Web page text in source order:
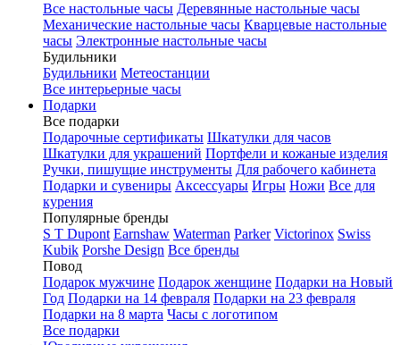
Все настольные часы Деревянные настольные часы
Механические настольные часы Кварцевые настольные
часы Электронные настольные часы
Будильники
Будильники Метеостанции
Все интерьерные часы
Подарки
Все подарки
Подарочные сертификаты Шкатулки для часов
Шкатулки для украшений Портфели и кожаные изделия
Ручки, пишущие инструменты Для рабочего кабинета
Подарки и сувениры Аксессуары Игры Ножи Все для
курения
Популярные бренды
S T Dupont Earnshaw Waterman Parker Victorinox Swiss
Kubik Porshe Design Все бренды
Повод
Подарок мужчине Подарок женщине Подарки на Новый
Год Подарки на 14 февраля Подарки на 23 февраля
Подарки на 8 марта Часы с логотипом
Все подарки